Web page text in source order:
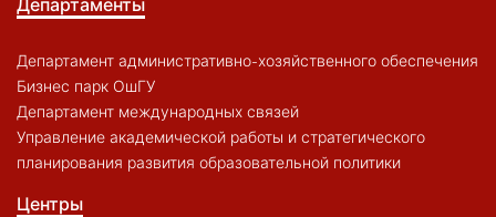
Департаменты
Департамент административно-хозяйственного обеспечения
Бизнес парк ОшГУ
Департамент международных связей
Управление академической работы и стратегического
планирования развития образовательной политики
Центры